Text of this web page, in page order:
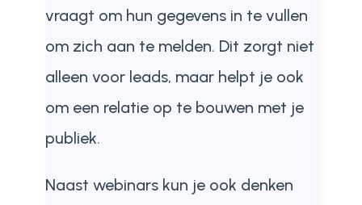
vraagt om hun gegevens in te vullen
om zich aan te melden. Dit zorgt niet
alleen voor leads, maar helpt je ook
om een relatie op te bouwen met je
publiek.
Naast webinars kun je ook denken